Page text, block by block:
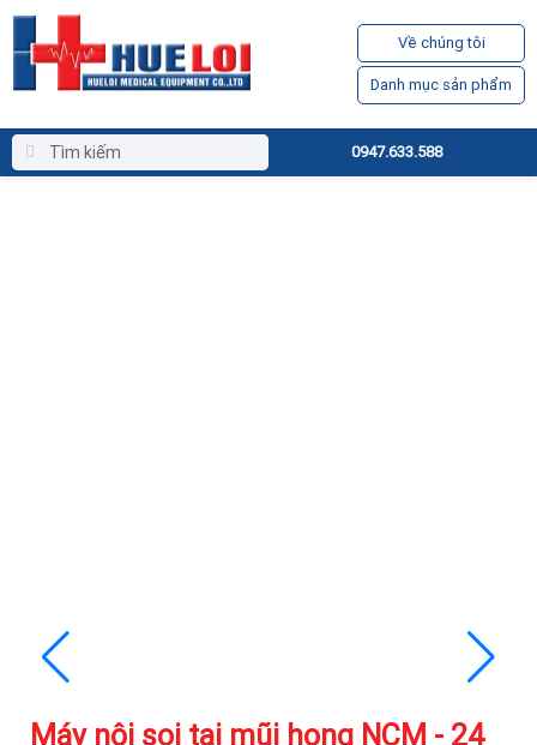
Về chúng tôi
Danh mục sản phẩm
0947.633.588
Máy nội soi tai mũi họng NCM - 24